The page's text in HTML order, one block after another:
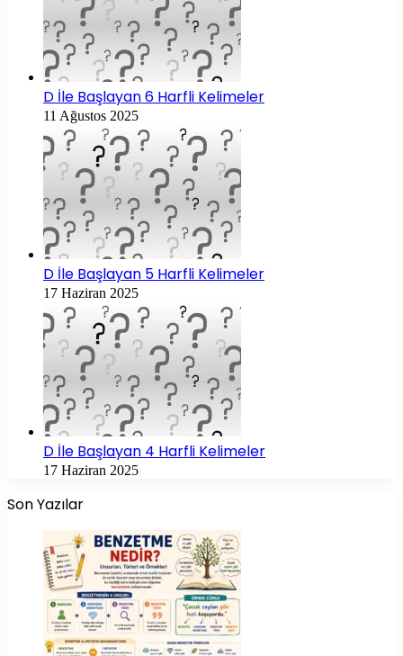
D İle Başlayan 6 Harfli Kelimeler
11 Ağustos 2025
D İle Başlayan 5 Harfli Kelimeler
17 Haziran 2025
D İle Başlayan 4 Harfli Kelimeler
17 Haziran 2025
Son Yazılar